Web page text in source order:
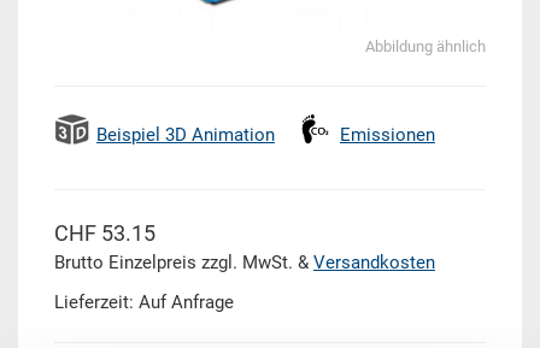
Abbildung ähnlich
Beispiel 3D Animation Emissionen
CHF 53.15
Brutto Einzelpreis zzgl. MwSt. & Versandkosten
Lieferzeit: Auf Anfrage